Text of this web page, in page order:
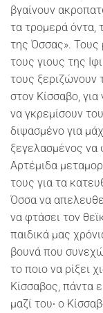
βγαίνουν
τα τρομερά όντα,
της Όσσας». Τους
τους γιους της
τους ξεριζώνουν
στον Κίσσαβο,
να γκρεμίσουν
διψασμένο για
ξεγελασμένος να
Αρτέμιδα
τους για τα
Όσσα να
να φτάσει τον
παιδικά μας
βουνά που
το ποιο να ρίξει
Κίσσαβος, πάντα
μαζί του∙ ο